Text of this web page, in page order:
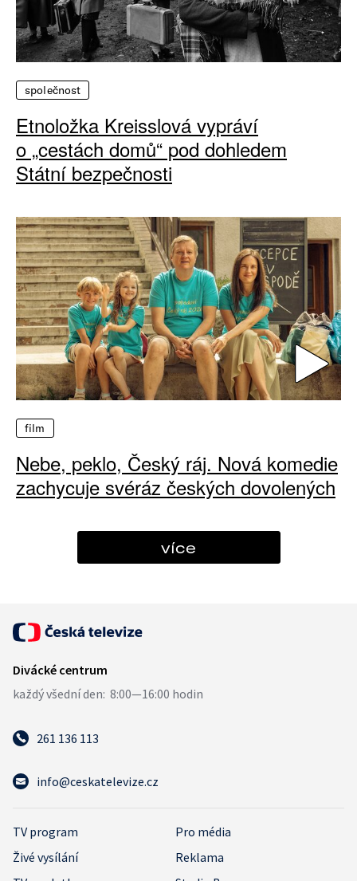
společnost
Etnoložka Kreisslová vypráví
o „cestách domů“ pod dohledem
Státní bezpečnosti
film
Nebe, peklo, Český ráj. Nová komedie
zachycuje svéráz českých dovolených
více
261 136 113
info@ceskatelevize.cz
TV program
Pro média
Živé vysílání
Reklama